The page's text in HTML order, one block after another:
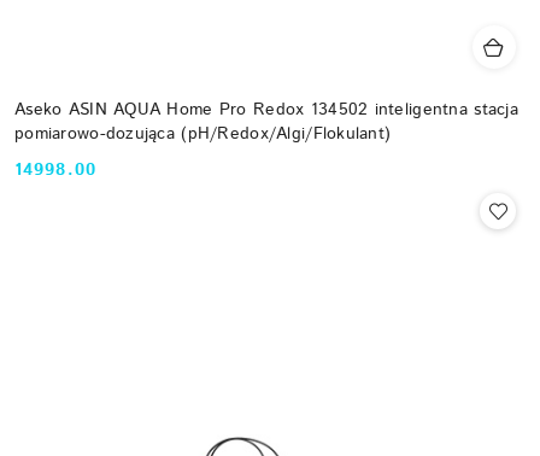
Aseko ASIN AQUA Home Pro Redox 134502 inteligentna stacja
pomiarowo-dozująca (pH/Redox/Algi/Flokulant)
Cena:
14998.00